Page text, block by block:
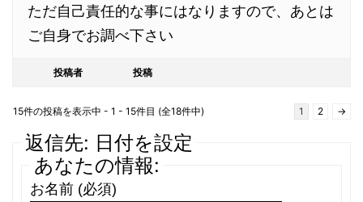
ただ自己責任的な事にはなりますので、あとは
ご自身でお調べ下さい
投稿者 投稿
15件の投稿を表示中 - 1 - 15件目 (全18件中) 1 2 →
返信先: 日付を設定
あなたの情報:
お名前 (必須)